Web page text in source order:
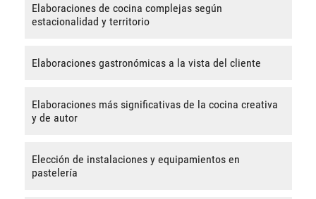
Elaboraciones de cocina complejas según
estacionalidad y territorio
Elaboraciones gastronómicas a la vista del cliente
Elaboraciones más significativas de la cocina creativa
y de autor
Elección de instalaciones y equipamientos en
pastelería